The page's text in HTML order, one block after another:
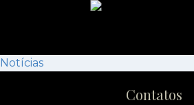
Notícias
Contatos